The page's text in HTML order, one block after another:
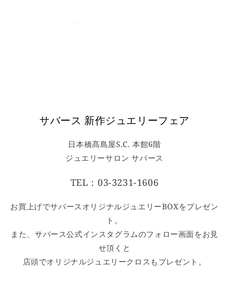
サバース 新作ジュエリーフェア
日本橋髙島屋S.C. 本館6階
ジュエリーサロン サバース
TEL：03-3231-1606
お買上げでサバースオリジナルジュエリーBOXをプレゼン
ト。
また、サバース公式インスタグラムのフォロー画面をお見
せ頂くと
店頭でオリジナルジュエリークロスもプレゼント。